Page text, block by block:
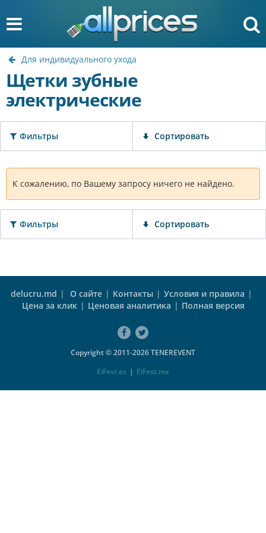
Для индивидуального ухода
Щетки зубные
электрические
Фильтры Сортировать
К сожалению, по Вашему запросу ничего не найдено.
Фильтры Сортировать
delucru.md | О сайте | Контакты | Условия и правила |
Цена за клик | Ценовая аналитика | Полная версия
Copyright © 2011-2026 TENEREVENT
ElFest.es | ElFest.mx